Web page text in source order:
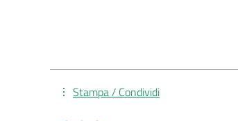
Stampa / Condividi